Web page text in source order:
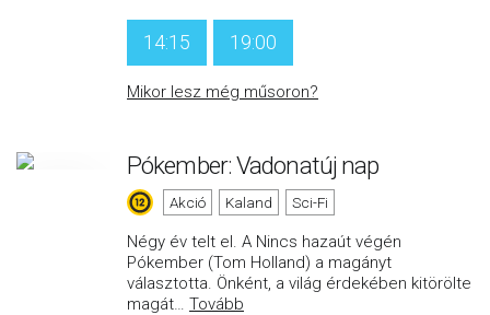
14:15 19:00
Mikor lesz még műsoron?
Pókember: Vadonatúj nap
Akció Kaland Sci-Fi
Négy év telt el. A Nincs hazaút végén
Pókember (Tom Holland) a magányt
választotta. Önként, a világ érdekében kitörölte
magát… Tovább